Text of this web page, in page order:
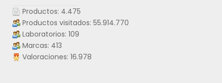
Productos: 4.475
Productos visitados: 55.914.770
Laboratorios: 109
Marcas: 413
Valoraciones: 16.978